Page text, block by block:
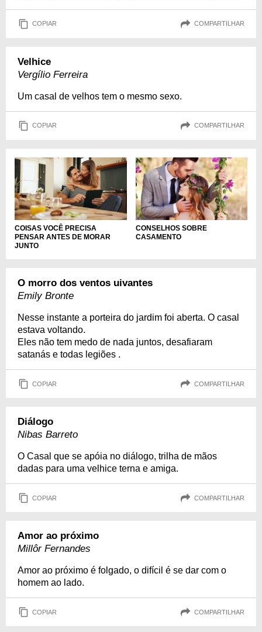
COPIAR COMPARTILHAR
Velhice
Vergílio Ferreira
Um casal de velhos tem o mesmo sexo.
COPIAR COMPARTILHAR
COISAS VOCÊ PRECISA
PENSAR ANTES DE MORAR
JUNTO
CONSELHOS SOBRE
CASAMENTO
O morro dos ventos uivantes
Emily Bronte
Nesse instante a porteira do jardim foi aberta. O casal
estava voltando.
Eles não tem medo de nada juntos, desafiaram
satanás e todas legiões .
COPIAR COMPARTILHAR
Diálogo
Nibas Barreto
O Casal que se apóia no diálogo, trilha de mãos
dadas para uma velhice terna e amiga.
COPIAR COMPARTILHAR
Amor ao próximo
Millôr Fernandes
Amor ao próximo é folgado, o difícil é se dar com o
homem ao lado.
COPIAR COMPARTILHAR